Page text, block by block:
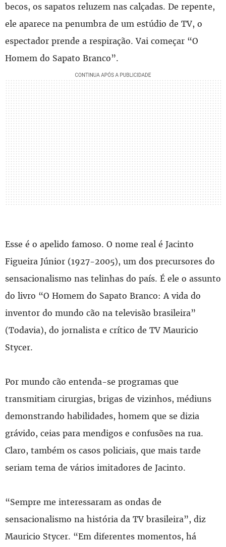
becos, os sapatos reluzem nas calçadas. De repente,
ele aparece na penumbra de um estúdio de TV, o
espectador prende a respiração. Vai começar “O
Homem do Sapato Branco”.
Esse é o apelido famoso. O nome real é Jacinto
Figueira Júnior (1927-2005), um dos precursores do
sensacionalismo nas telinhas do país. É ele o assunto
do livro “O Homem do Sapato Branco: A vida do
inventor do mundo cão na televisão brasileira”
(Todavia), do jornalista e crítico de TV Mauricio
Stycer.
Por mundo cão entenda-se programas que
transmitiam cirurgias, brigas de vizinhos, médiuns
demonstrando habilidades, homem que se dizia
grávido, ceias para mendigos e confusões na rua.
Claro, também os casos policiais, que mais tarde
seriam tema de vários imitadores de Jacinto.
“Sempre me interessaram as ondas de
sensacionalismo na história da TV brasileira”, diz
Mauricio Stycer. “Em diferentes momentos, há